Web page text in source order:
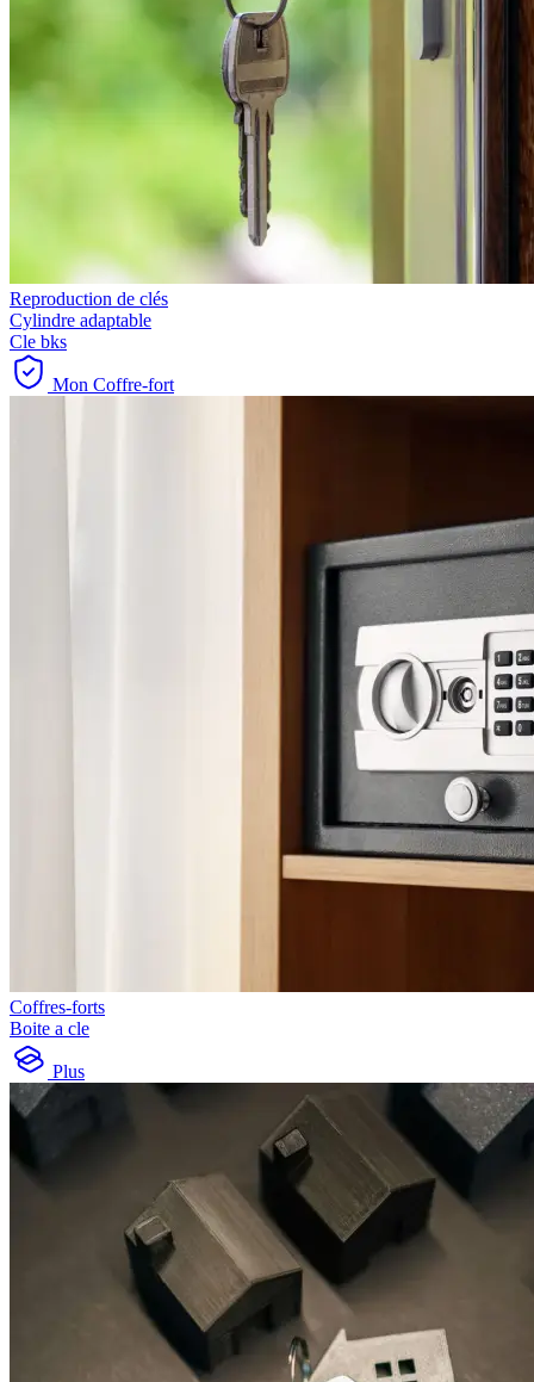
Reproduction de clés
Cylindre adaptable
Cle bks
Mon Coffre-fort
Coffres-forts
Boite a cle
Plus